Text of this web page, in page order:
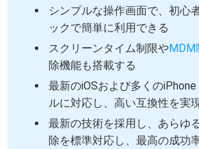
シンプルな操作画面で、初心
ックで簡単に利用できる
スクリーンタイム制限やMDM
除機能も搭載する
最新のiOSおよび多くの
ルに対応し、高い互換性を実
最新の技術を採用し、あらゆ
除を標準対応し、最高の成功